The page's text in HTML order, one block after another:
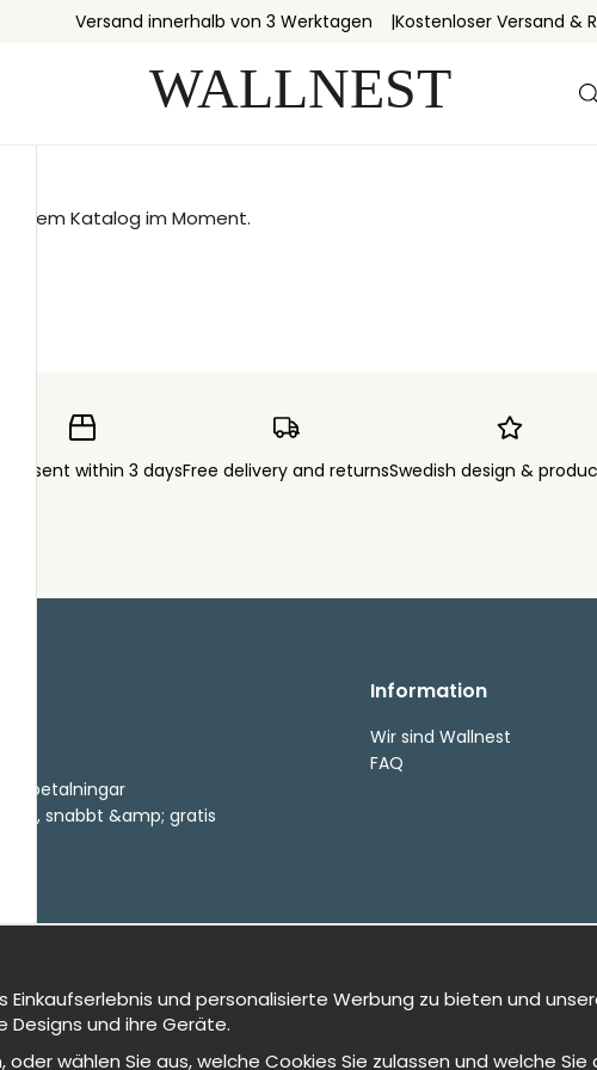
Versand innerhalb von 3 Werktagen Kostenloser Versand &
Katalog im Moment.
sent within 3 daysFree delivery and returnsSwedish design &
snabbt &amp; gratis
Information
Wir sind Wallnest
FAQ
und personalisierte Werbung zu bieten und
Designs und ihre Geräte.
oder wählen Sie aus, welche Cookies Sie zulassen und welche